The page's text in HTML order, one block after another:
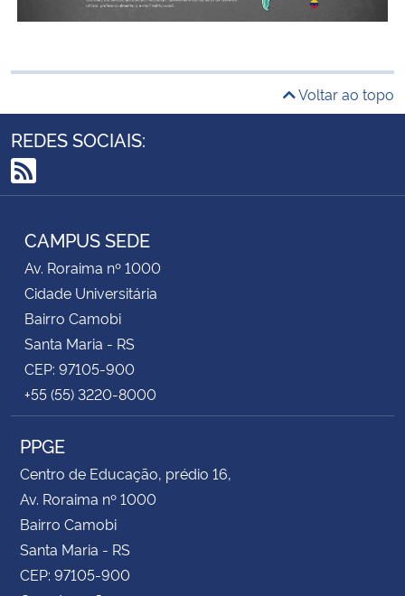
Voltar ao topo
REDES SOCIAIS:
RSS
CAMPUS SEDE
Av. Roraima nº 1000
Cidade Universitária
Bairro Camobi
Santa Maria - RS
CEP: 97105-900
+55 (55) 3220-8000
PPGE
Centro de Educação, prédio 16,
Av. Roraima nº 1000
Bairro Camobi
Santa Maria - RS
CEP: 97105-900